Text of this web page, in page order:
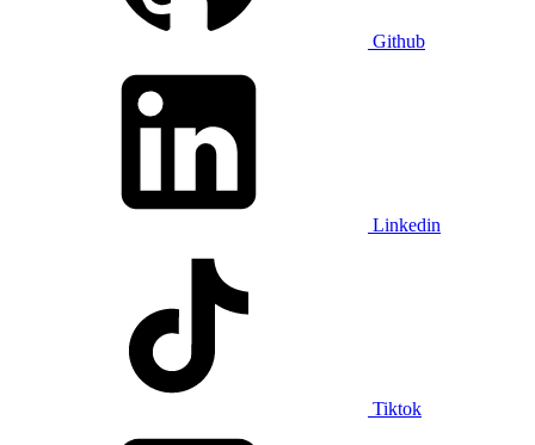
Github
Linkedin
Tiktok